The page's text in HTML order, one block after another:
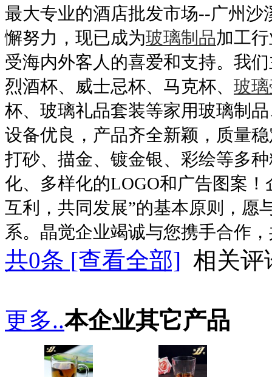
最大专业的酒店批发市场--广州
懈努力，现已成为玻璃制品加工
受海内外客人的喜爱和支持。我
烈酒杯、威士忌杯、马克杯、 玻
杯、玻璃礼品套装等家用玻璃制
设备优良，产品齐全新颖，质量
打砂、描金、镀金银、彩绘等多
化、多样化的LOGO和广告图案
互利，共同发展”的基本原则，愿
系。晶觉企业竭诚与您携手合作
共0条 [查看全部] 相关评
更多..本企业其它产品